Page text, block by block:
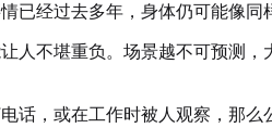
经过去多年，身体仍可能像同
人不堪重负。场景越不可预测
话，或在工作时被人观察，那么